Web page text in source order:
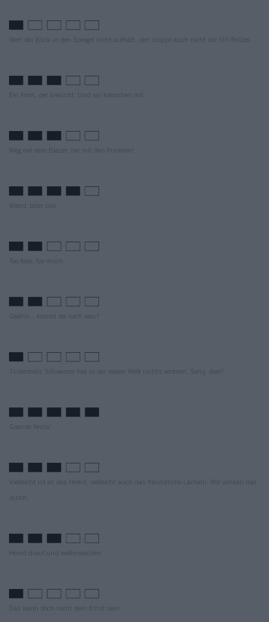
Wen der Blick in den Spiegel nicht aufhält, den stoppt auch nicht die Stil-Polizei.
Ein Print, der kreischt. Und wir kreischen mit.
Weg mit dem Blazer, her mit den Punkten!
Weird, aber cool.
Too fake, too much.
Gäähn… kommt da noch was?
Tinkerbells Schwester hat in der realen Welt nichts verloren. Sorry, dear!
Grande fiesta!
Vielleicht ist es das Hemd, vielleicht auch das freundliche Lächeln: Wir winken mal
Hemd drauf und weitermachen.
Das kann doch nicht dein Ernst sein…